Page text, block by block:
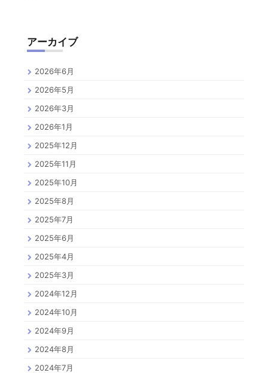
アーカイブ
2026年6月
2026年5月
2026年3月
2026年1月
2025年12月
2025年11月
2025年10月
2025年8月
2025年7月
2025年6月
2025年4月
2025年3月
2024年12月
2024年10月
2024年9月
2024年8月
2024年7月